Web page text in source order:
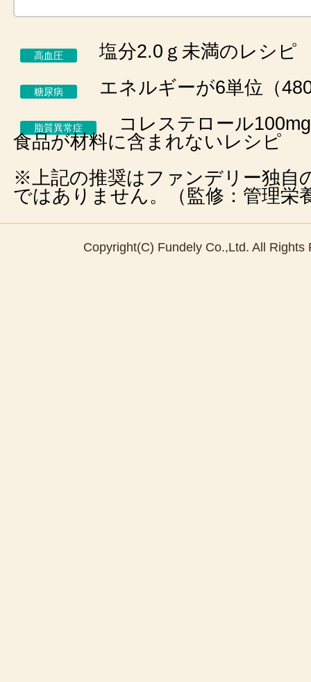
高血圧 塩分2.0ｇ未満のレシピ
糖尿病 エネルギーが6単位（
脂質異常症
コレステロール
食品が材料に含まれないレシピ
※上記の推奨はファンデリー独自
ではありません。（監修：管理
Copyright(C) Fundely Co.,Ltd. All Rights